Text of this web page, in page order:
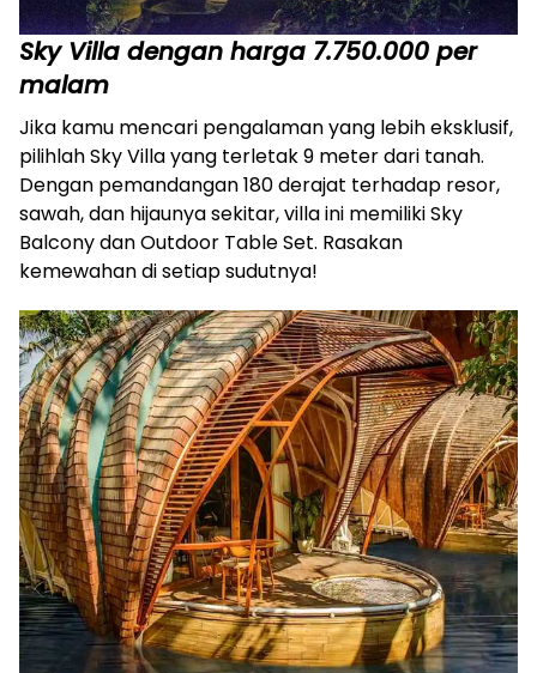
Sky Villa dengan harga 7.750.000 per
malam
Jika kamu mencari pengalaman yang lebih eksklusif,
pilihlah Sky Villa yang terletak 9 meter dari tanah.
Dengan pemandangan 180 derajat terhadap resor,
sawah, dan hijaunya sekitar, villa ini memiliki Sky
Balcony dan Outdoor Table Set. Rasakan
kemewahan di setiap sudutnya!